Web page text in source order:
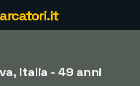
Italia - 49 anni